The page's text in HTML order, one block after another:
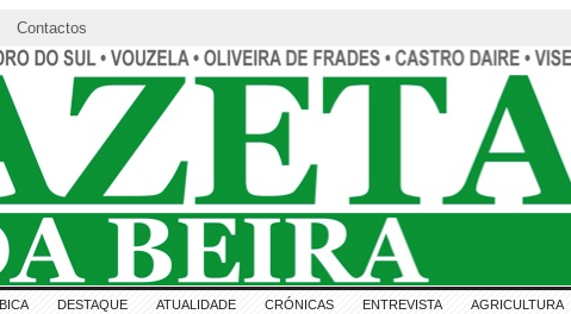
Contactos
DESTAQUE ATUALIDADE CRÓNICAS ENTREVISTA AGRICULTURA